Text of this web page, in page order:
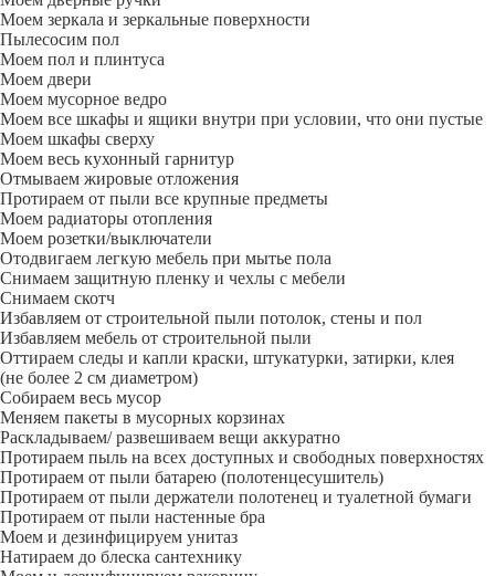
Моем зеркала и зеркальные поверхности
Пылесосим пол
Моем пол и плинтуса
Моем двери
Моем мусорное ведро
Моем все шкафы и ящики внутри при условии, что они пустые
Моем шкафы сверху
Моем весь кухонный гарнитур
Отмываем жировые отложения
Протираем от пыли все крупные предметы
Моем радиаторы отопления
Моем розетки/выключатели
Отодвигаем легкую мебель при мытье пола
Снимаем защитную пленку и чехлы с мебели
Снимаем скотч
Избавляем от строительной пыли потолок, стены и пол
Избавляем мебель от строительной пыли
Оттираем следы и капли краски, штукатурки, затирки, клея
(не более 2 см диаметром)
Собираем весь мусор
Меняем пакеты в мусорных корзинах
Раскладываем/ развешиваем вещи аккуратно
Протираем пыль на всех доступных и свободных поверхностях
Протираем от пыли батарею (полотенцесушитель)
Протираем от пыли держатели полотенец и туалетной бумаги
Протираем от пыли настенные бра
Моем и дезинфицируем унитаз
Натираем до блеска сантехнику